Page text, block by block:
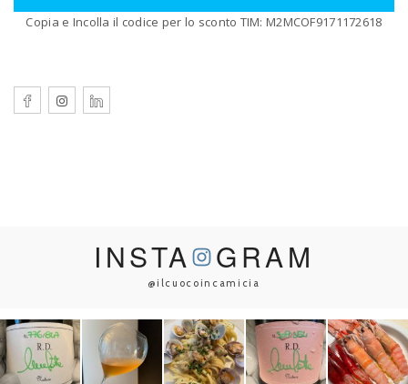
Copia e Incolla il codice per lo sconto TIM: M2MCOF9171172618
INSTA GRAM
@ilcuocoincamicia